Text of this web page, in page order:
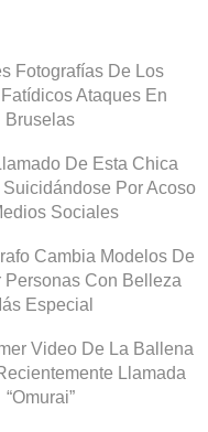
Fotografías De Los
Ataques En
Bruselas
De Esta Chica
Por Acoso
Sociales
Cambia Modelos De
Personas Con Belleza
Especial
Video De La Ballena
Llamada
“Omurai”